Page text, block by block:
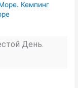
Кемпинг
День.